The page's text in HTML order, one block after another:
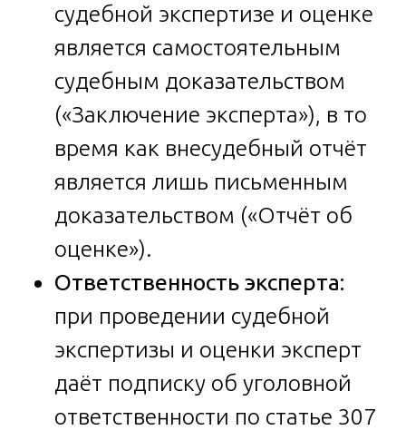
судебной экспертизе и оценке
является самостоятельным
судебным доказательством
(«Заключение эксперта»), в то
время как внесудебный отчёт
является лишь письменным
доказательством («Отчёт об
оценке»).
Ответственность эксперта:
при проведении судебной
экспертизы и оценки эксперт
даёт подписку об уголовной
ответственности по статье 307